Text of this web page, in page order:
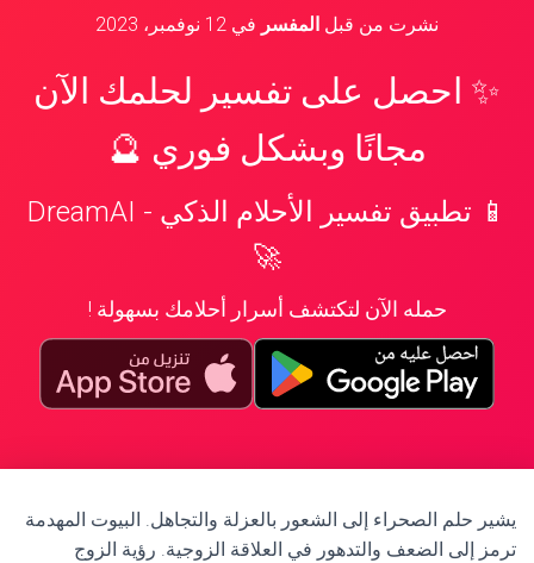
نشرت من قبل المفسر في 12 نوفمبر، 2023
✨ احصل على تفسير لحلمك الآن
مجانًا وبشكل فوري 🔮
📱 تطبيق تفسير الأحلام الذكي - DreamAI
🚀
حمله الآن لتكتشف أسرار أحلامك بسهولة !
يشير حلم الصحراء إلى الشعور بالعزلة والتجاهل. البيوت المهدمة
ترمز إلى الضعف والتدهور في العلاقة الزوجية. رؤية الزوج